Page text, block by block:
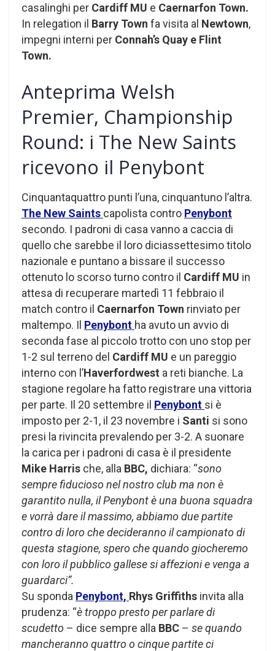
casalinghi per Cardiff MU e Caernarfon Town.
In relegation il Barry Town fa visita al Newtown,
impegni interni per Connah’s Quay e Flint
Town.
Anteprima Welsh
Premier, Championship
Round: i The New Saints
ricevono il Penybont
Cinquantaquattro punti l’una, cinquantuno l’altra.
The New Saints capolista contro Penybont
secondo. I padroni di casa vanno a caccia di
quello che sarebbe il loro diciassettesimo titolo
nazionale e puntano a bissare il successo
ottenuto lo scorso turno contro il Cardiff MU in
attesa di recuperare martedì 11 febbraio il
match contro il Caernarfon Town rinviato per
maltempo. Il Penybont ha avuto un avvio di
seconda fase al piccolo trotto con uno stop per
1-2 sul terreno del Cardiff MU e un pareggio
interno con l’Haverfordwest a reti bianche. La
stagione regolare ha fatto registrare una vittoria
per parte. Il 20 settembre il Penybont si è
imposto per 2-1, il 23 novembre i Santi si sono
presi la rivincita prevalendo per 3-2. A suonare
la carica per i padroni di casa è il presidente
Mike Harris che, alla BBC, dichiara: “sono
sempre fiducioso nel nostro club ma non è
garantito nulla, il Penybont è una buona squadra
e vorrà dare il massimo, abbiamo due partite
contro di loro che decideranno il campionato di
questa stagione, spero che quando giocheremo
con loro il pubblico gallese si affezioni e venga a
guardarci”.
Su sponda Penybont, Rhys Griffiths invita alla
prudenza: “è troppo presto per parlare di
scudetto – dice sempre alla BBC – se quando
mancheranno quattro o cinque partite ci